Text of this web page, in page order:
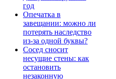
год
Опечатка в
завещании: можно ли
потерять наследство
из-за одной буквы?
Сосед сносит
несущие стены: как
остановить
незаконную